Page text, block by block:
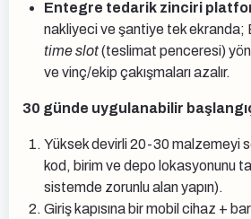
Entegre tedarik zinciri
nakliyeci ve şantiye tek ekranda;
time slot(teslimat penceresi)
ve vinç/ekip çakışmaları azalır.
30 günde uygulanabilir
Yüksek devirli 20-30 malzemeyi
kod, birim ve depo lokasyonunu
sistemde zorunlu alan yapın).
Giriş kapısına bir mobil cihaz +